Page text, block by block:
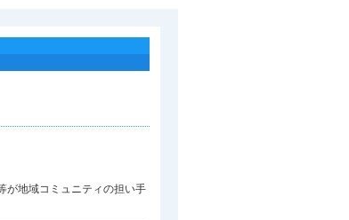
が地域コミュニティの担い手